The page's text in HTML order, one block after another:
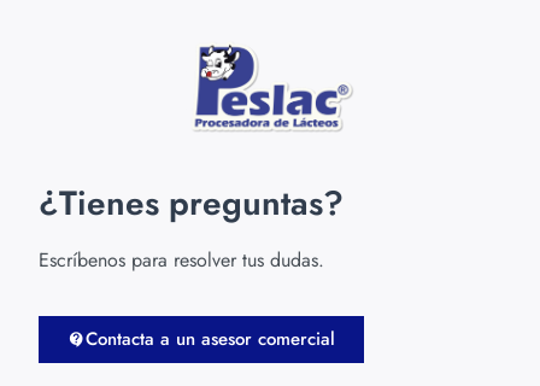
¿Tienes preguntas?
Escríbenos para resolver tus dudas.
Contacta a un asesor comercial